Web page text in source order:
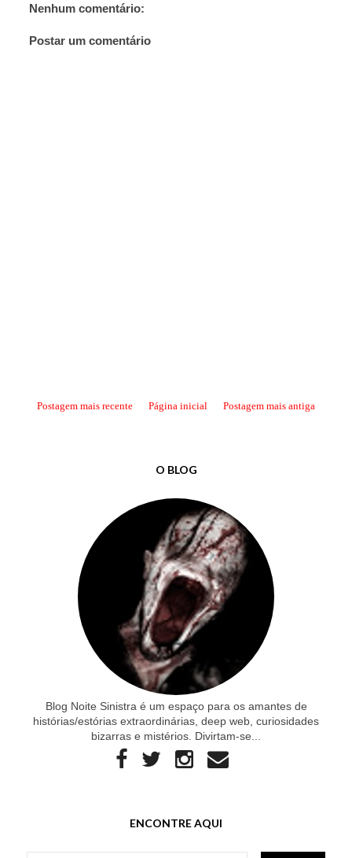
Nenhum comentário:
Postar um comentário
Postagem mais recente Postagem mais antiga
Página inicial
O BLOG
Blog Noite Sinistra é um espaço para os amantes de
histórias/estórias extraordinárias, deep web, curiosidades
bizarras e mistérios. Divirtam-se...
ENCONTRE AQUI